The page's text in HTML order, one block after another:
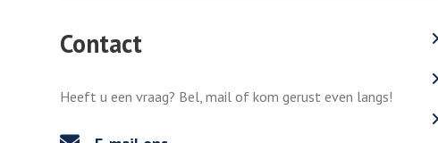
Contact
Heeft u een vraag? Bel, mail of kom gerust even langs!